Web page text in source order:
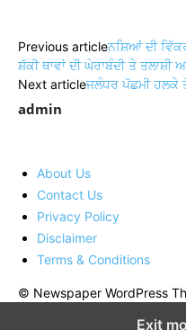
Previous articleਨਸ਼ਿਆਂ ਦੀ
ਸ਼ੱਕੀ ਥਾਵਾਂ ਦੀ ਘੇਰਾਬੰਦੀ ਤੇ ਤਲਾਸ਼ੀ
Next articleਜਲੰਧਰ ਪੱਛਮੀ ਹਲਕੇ
admin
About Us
Contact Us
Privacy Policy
Disclaimer
Terms & Conditions
© Newspaper WordPress
Exit